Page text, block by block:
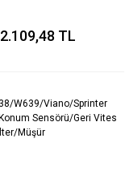
2.109,48 TL